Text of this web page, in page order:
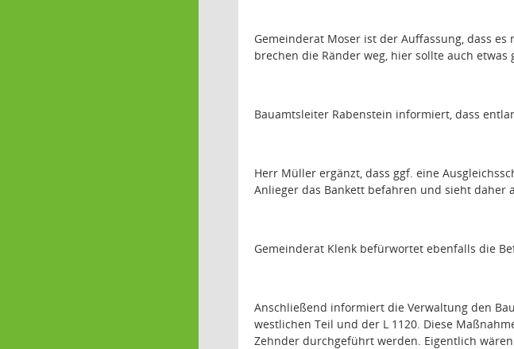
Gemeinderat Moser ist der Auffassung, dass
brechen die Ränder weg, hier sollte auch etwas
Bauamtsleiter Rabenstein informiert, dass
Herr Müller ergänzt, dass ggf. eine
Anlieger das Bankett befahren und sieht daher
Gemeinderat Klenk befürwortet ebenfalls die
Anschließend informiert die Verwaltung den
westlichen Teil und der L 1120. Diese
Zehnder durchgeführt werden. Eigentlich